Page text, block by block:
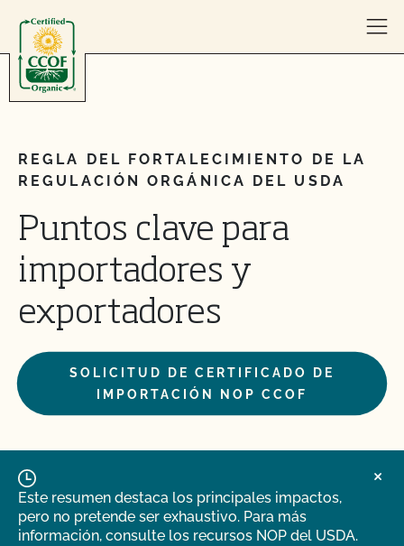
REGLA DEL FORTALECIMIENTO DE LA
REGULACIÓN ORGÁNICA DEL USDA
Puntos clave para
importadores y
exportadores
SOLICITUD DE CERTIFICADO DE
IMPORTACIÓN NOP CCOF
Este resumen destaca los principales impactos,
pero no pretende ser exhaustivo. Para más
información, consulte los recursos NOP del USDA.